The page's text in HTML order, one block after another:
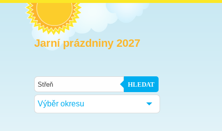
Jarní prázdniny 2027
HLEDAT
Výběr okresu